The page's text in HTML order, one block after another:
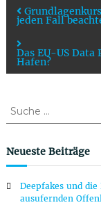
B
i
t
a
jeden Fall
Das EU-US
Hafen?
h
e
a
Neueste Beiträge
Deepfakes und
ausufernden